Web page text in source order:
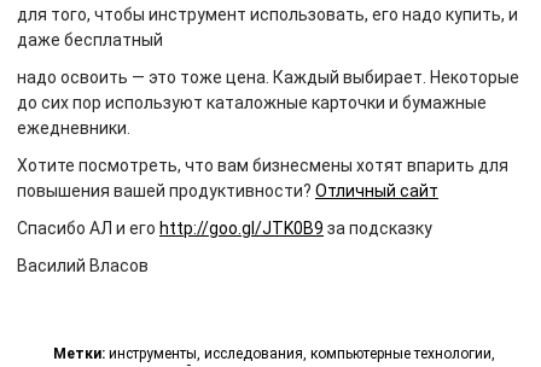
для того, чтобы инструмент использовать, его надо купить, и
даже бесплатный
надо освоить — это тоже цена. Каждый выбирает. Некоторые
до сих пор используют каталожные карточки и бумажные
ежедневники.
Хотите посмотреть, что вам бизнесмены хотят впарить для
повышения вашей продуктивности? Отличный сайт
Спасибо АЛ и его http://goo.gl/JTK0B9 за подсказку
Василий Власов
Метки: инструменты, исследования, компьютерные технологии,